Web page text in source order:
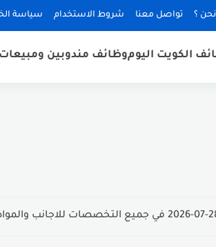
؟ تواصل معنا شروط الاستخدام سياسة
الكويت اليوموظائف مندوبين ومبيعات